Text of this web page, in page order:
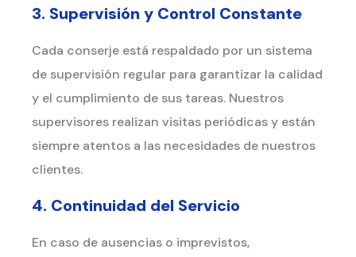
3. Supervisión y Control Constante
Cada conserje está respaldado por un sistema
de supervisión regular para garantizar la calidad
y el cumplimiento de sus tareas. Nuestros
supervisores realizan visitas periódicas y están
siempre atentos a las necesidades de nuestros
clientes.
4. Continuidad del Servicio
En caso de ausencias o imprevistos,